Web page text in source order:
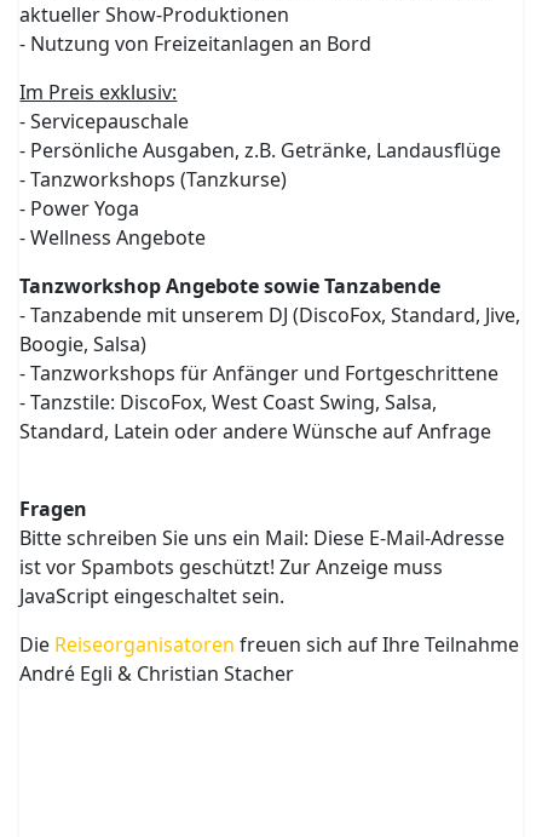
aktueller Show-Produktionen
- Nutzung von Freizeitanlagen an Bord
Im Preis exklusiv:
- Servicepauschale
- Persönliche Ausgaben, z.B. Getränke, Landausflüge
- Tanzworkshops (Tanzkurse)
- Power Yoga
- Wellness Angebote
Tanzworkshop Angebote sowie Tanzabende
- Tanzabende mit unserem DJ (DiscoFox, Standard, Jive,
Boogie, Salsa)
- Tanzworkshops für Anfänger und Fortgeschrittene
- Tanzstile: DiscoFox, West Coast Swing, Salsa,
Standard, Latein oder andere Wünsche auf Anfrage
Fragen
Bitte schreiben Sie uns ein Mail: Diese E-Mail-Adresse
ist vor Spambots geschützt! Zur Anzeige muss
JavaScript eingeschaltet sein.
Die Reiseorganisatoren freuen sich auf Ihre Teilnahme
André Egli & Christian Stacher